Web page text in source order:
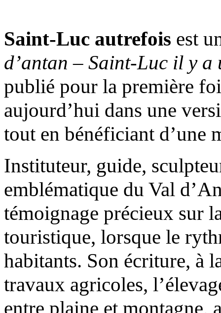
Saint-Luc autrefois est
d’antan – Saint-Luc il y a
publié pour la première
aujourd’hui dans une
tout en bénéficiant d’une
Instituteur, guide,
emblématique du Val
témoignage précieux sur
touristique, lorsque le
habitants. Son écriture, à
travaux agricoles,
entre plaine et montagne,